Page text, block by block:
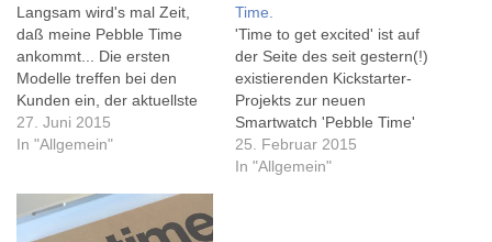
Langsam wird's mal Zeit,
daß meine Pebble Time
ankommt... Die ersten
Modelle treffen bei den
Kunden ein, der aktuellste
Testbericht ist bei den
Mobile Geeks zu finden, der
Nutzungsverhalten deckt.
So setze ich bereits die
27. Juni 2015
In "Allgemein"
Time.
'Time to get excited' ist auf
der Seite des seit gestern(!)
existierenden Kickstarter-
Projekts zur neuen
Smartwatch 'Pebble Time'
zu lesen. Kaum jemand
konnte ahnen, dass man
25. Februar 2015
In "Allgemein"